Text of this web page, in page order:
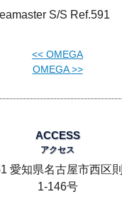
S/S Ref.591
<< OMEGA
OMEGA>>
ACCESS
アクセス
愛知県名古屋市西区
1-146号